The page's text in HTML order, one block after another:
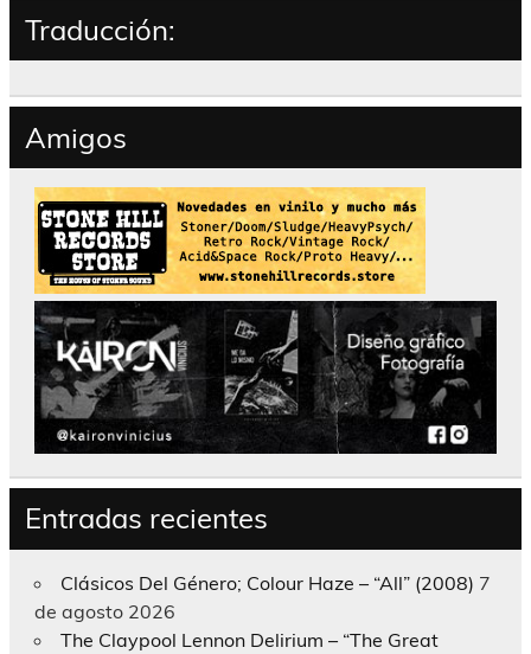
Traducción:
Amigos
Entradas recientes
Clásicos Del Género; Colour Haze – “All” (2008) 7
de agosto 2026
The Claypool Lennon Delirium – “The Great